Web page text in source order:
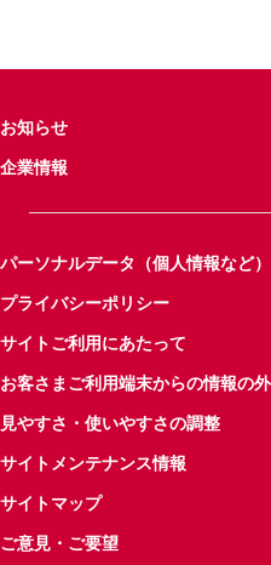
お知らせ
企業情報
パーソナルデータ（個人情報など
プライバシーポリシー
サイトご利用にあたって
お客さまご利用端末からの情報の
見やすさ・使いやすさの調整
サイトメンテナンス情報
サイトマップ
ご意見・ご要望